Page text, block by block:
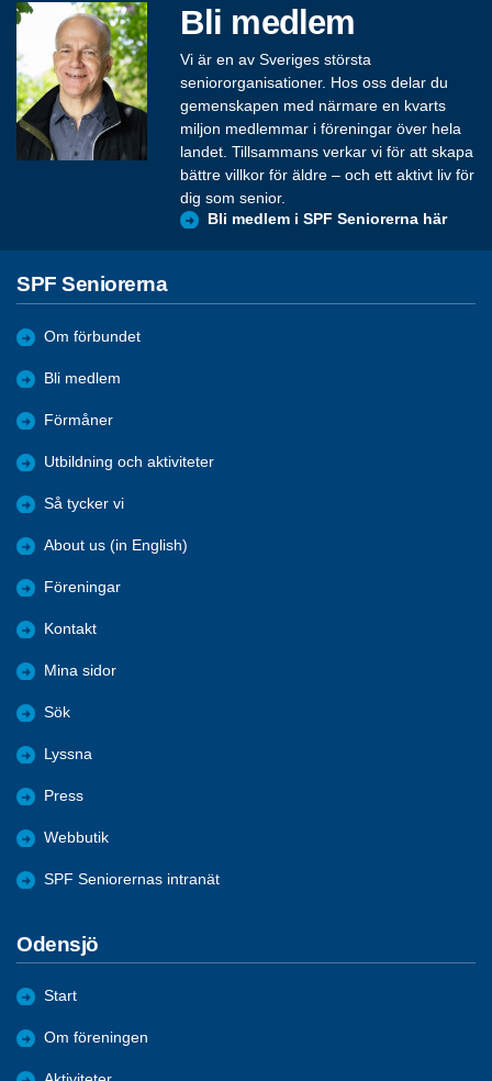
Bli medlem
Vi är en av Sveriges största
seniororganisationer. Hos oss delar du
gemenskapen med närmare en kvarts
miljon medlemmar i föreningar över hela
landet. Tillsammans verkar vi för att skapa
bättre villkor för äldre – och ett aktivt liv för
dig som senior.
Bli medlem i SPF Seniorerna här
SPF Seniorerna
Om förbundet
Bli medlem
Förmåner
Utbildning och aktiviteter
Så tycker vi
About us (in English)
Föreningar
Kontakt
Mina sidor
Sök
Lyssna
Press
Webbutik
SPF Seniorernas intranät
Odensjö
Start
Om föreningen